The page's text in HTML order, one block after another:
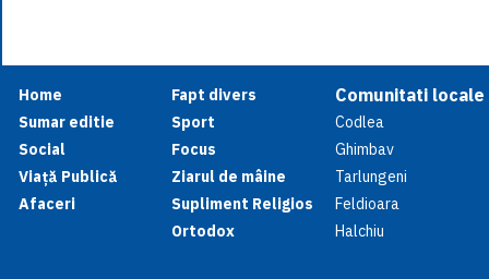
Home
Sumar editie
Social
Viață Publică
Afaceri
Fapt divers
Sport
Focus
Ziarul de mâine
Supliment Religios
Ortodox
Comunitati locale
Codlea
Ghimbav
Tarlungeni
Feldioara
Halchiu